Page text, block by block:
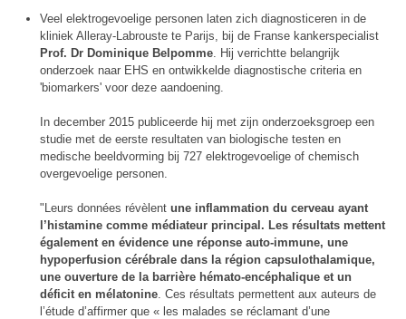
Veel elektrogevoelige personen laten zich diagnosticeren in de
kliniek Alleray-Labrouste te Parijs, bij de Franse kankerspecialist
Prof. Dr Dominique Belpomme . Hij verrichtte belangrijk
onderzoek naar EHS en ontwikkelde diagnostische criteria en
'biomarkers' voor deze aandoening.
In december 2015 publiceerde hij met zijn onderzoeksgroep een
studie met de eerste resultaten van biologische testen en
medische beeldvorming bij 727 elektrogevoelige of chemisch
overgevoelige personen.
"Leurs données révèlent une inflammation du cerveau ayant
l’histamine comme médiateur principal. Les résultats mettent
également en évidence une réponse auto-immune, une
hypoperfusion cérébrale dans la région capsulothalamique,
une ouverture de la barrière hémato-encéphalique et un
déficit en mélatonine . Ces résultats permettent aux auteurs de
l’étude d’affirmer que « les malades se réclamant d’une